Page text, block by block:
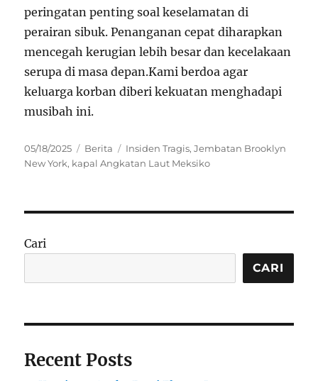
peringatan penting soal keselamatan di
perairan sibuk. Penanganan cepat diharapkan
mencegah kerugian lebih besar dan kecelakaan
serupa di masa depan.Kami berdoa agar
keluarga korban diberi kekuatan menghadapi
musibah ini.
Posted
on
05/18/2025 Categories
Berita Tags
Insiden Tragis,Jembatan Brooklyn
New York, kapal Angkatan Laut Meksiko
Cari
CARI
Recent Posts